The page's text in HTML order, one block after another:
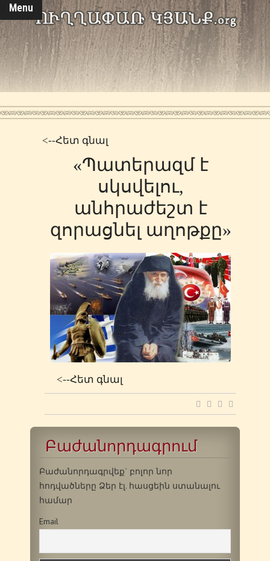
Menu
<--Հետ գնալ
«Պատերազմ է
սկսվելու,
անհրաժեշտ է
զորացնել աղոթքը»
<--Հետ գնալ
Բաժանորդագրում
Բաժանորդագրվեք` բոլոր նոր
հոդվածները Ձեր էլ. հասցեին ստանալու
համար
Email